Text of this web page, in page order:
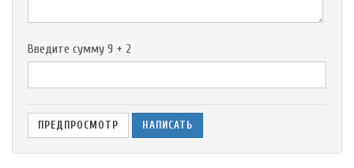
Введите сумму 9 + 2